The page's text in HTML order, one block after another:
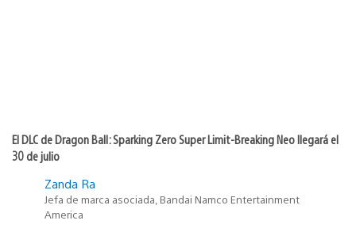
El DLC de Dragon Ball: Sparking Zero Super Limit-Breaking Neo llegará el
30 de julio
Zanda Ra
Jefa de marca asociada, Bandai Namco Entertainment
America